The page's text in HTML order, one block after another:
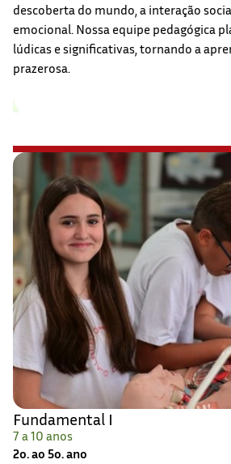
descoberta do mundo, a interação
emocional. Nossa equipe pedagógica
lúdicas e significativas, tornando a
prazerosa.
Fundamental I
7 a 10 anos
2o. ao 5o. ano